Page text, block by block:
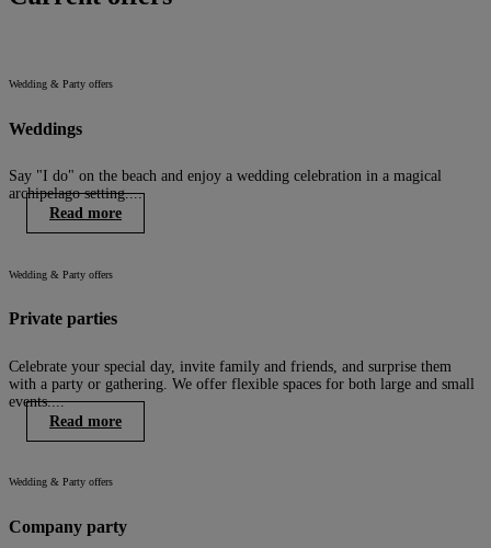
Wedding & Party offers
Weddings
Say "I do" on the beach and enjoy a wedding celebration in a magical
archipelago setting....
Read more
Wedding & Party offers
Private parties
Celebrate your special day, invite family and friends, and surprise them
with a party or gathering. We offer flexible spaces for both large and small
events....
Read more
Wedding & Party offers
Company party